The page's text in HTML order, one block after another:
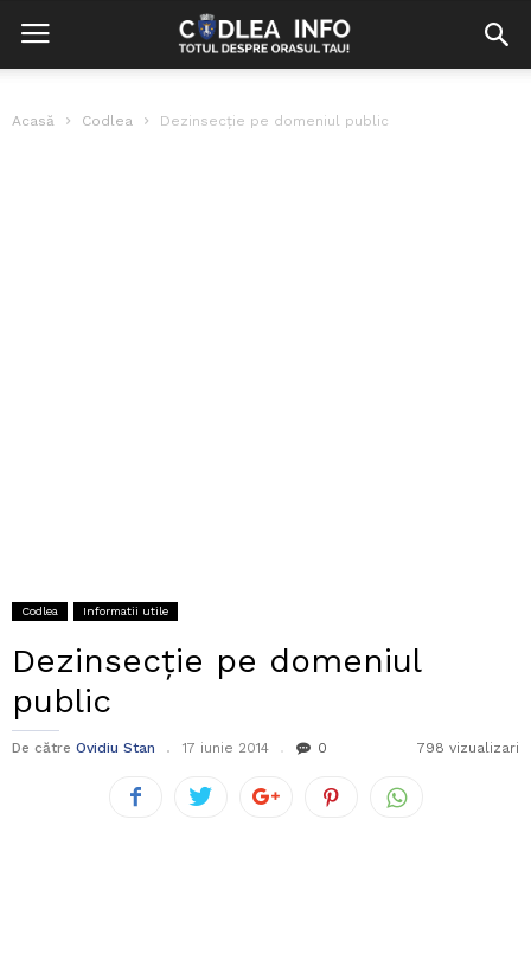
Acasă Codlea Dezinsecție pe domeniul public
Codlea Informatii utile
Dezinsecție pe domeniul
public
De către Ovidiu Stan 17 iunie 2014 0 798 vizualizari